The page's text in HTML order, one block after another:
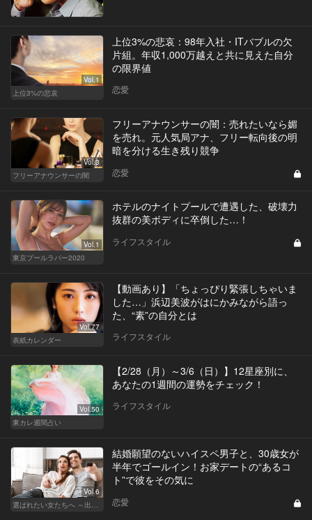
Vol.1
上位3%の悲哀
上位3%の悲哀：98年入社・ITバブルの欠
片組。年収1,000万越えと共に見えた自分
の限界値
恋愛
Vol.3
フリーアナウンサーの闇
フリーアナウンサーの闇：売れたいなら媚
を売れ。元人気局アナ、フリー転向後の明
暗を分ける生き残り競争
恋愛
Vol.1
東京プールラバー2020
ホテルのナイトプールで遭遇した、破壊力
抜群の美ボディに卒倒した…！
ライフスタイル
Vol.77
表紙カレンダー
【動画あり】「ちょっぴり緊張しちゃいま
した…」浜辺美波がはにかみながら語っ
た、“素”の自分とは
ライフスタイル
Vol.50
東カレ週間占い
【2/28（月）～3/6（日）】12星座別に、
あなたの1週間の運勢をチェック！
ライフスタイル
Vol.6
選ばれたい女たちへ ～出会いから結婚まで～
結婚願望のないハイスペ男子と、30歳女が
半年でゴールイン！お家デートの“あるコ
ト”で彼をその気に
恋愛